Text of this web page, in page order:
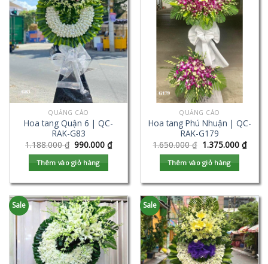
QUẢNG CÁO
Hoa tang Quận 6 | QC-
RAK-G83
1.188.000₫ 990.000₫
Thêm vào giỏ hàng
QUẢNG CÁO
Hoa tang Phú Nhuận | QC-
RAK-G179
1.650.000₫ 1.375.000 ₫
Thêm vào giỏ hàng
Sale Sale